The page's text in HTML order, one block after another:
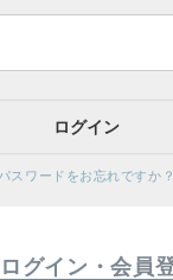
ログイン
スワードをお忘れですか？
グイン・会員